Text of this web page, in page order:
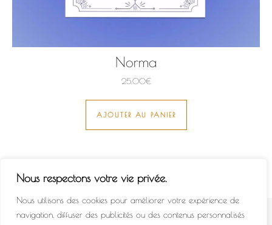
Nous respectons votre vie privée.
Nous utilisons des cookies pour améliorer votre expérience de
navigation, diffuser des publicités ou des contenus personnalisés
Norma
25,00€
AJOUTER AU PANIER
© 2022 - All Rights Reserved.